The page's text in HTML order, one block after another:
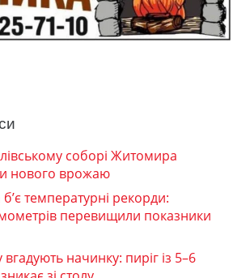
соборі Житомира
нового врожаю
температурні рекорди:
перевищили показники
вгадують начинку: пиріг із 5–6